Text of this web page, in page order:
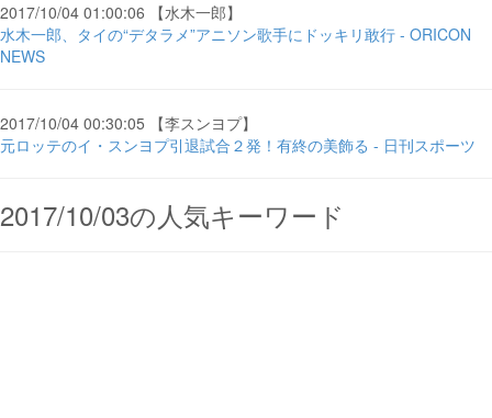
2017/10/04 01:00:06 【水木一郎】
水木一郎、タイの“デタラメ”アニソン歌手にドッキリ敢行 - ORICON
NEWS
2017/10/04 00:30:05 【李スンヨプ】
元ロッテのイ・スンヨプ引退試合２発！有終の美飾る - 日刊スポーツ
2017/10/03の人気キーワード